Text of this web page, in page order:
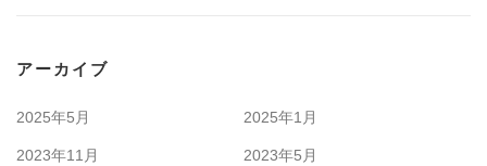
アーカイブ
2025年5月 2025年1月
2023年11月 2023年5月